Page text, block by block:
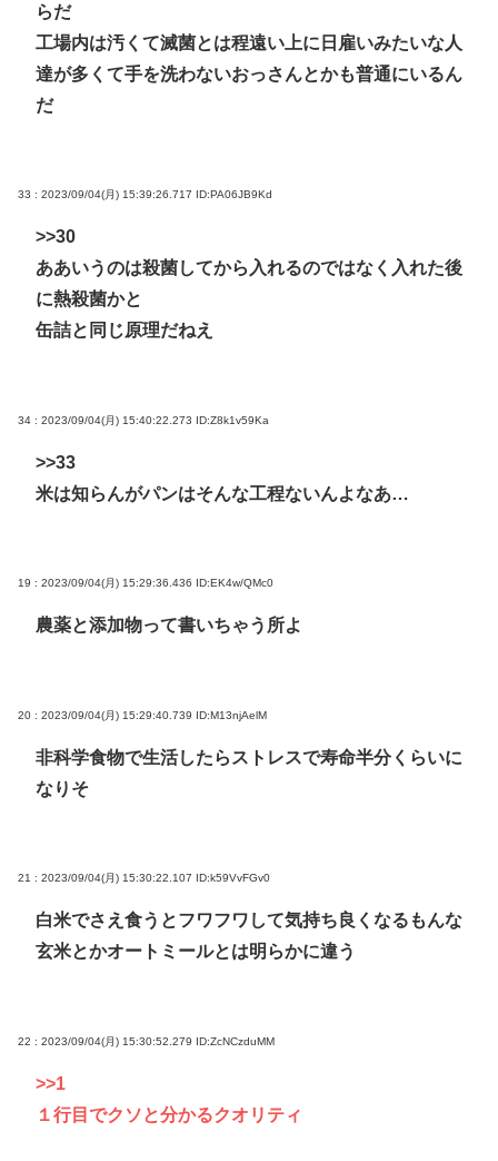
らだ
工場内は汚くて滅菌とは程遠い上に日雇いみたいな人
達が多くて手を洗わないおっさんとかも普通にいるん
だ
33 : 2023/09/04(月) 15:39:26.717 ID:PA06JB9Kd
>>30
ああいうのは殺菌してから入れるのではなく入れた後
に熱殺菌かと
缶詰と同じ原理だねえ
34 : 2023/09/04(月) 15:40:22.273 ID:Z8k1v59Ka
>>33
米は知らんがパンはそんな工程ないんよなあ…
19 : 2023/09/04(月) 15:29:36.436 ID:EK4w/QMc0
農薬と添加物って書いちゃう所よ
20 : 2023/09/04(月) 15:29:40.739 ID:M13njAelM
非科学食物で生活したらストレスで寿命半分くらいに
なりそ
21 : 2023/09/04(月) 15:30:22.107 ID:k59VvFGv0
白米でさえ食うとフワフワして気持ち良くなるもんな
玄米とかオートミールとは明らかに違う
22 : 2023/09/04(月) 15:30:52.279 ID:ZcNCzduMM
>>1
１行目でクソと分かるクオリティ